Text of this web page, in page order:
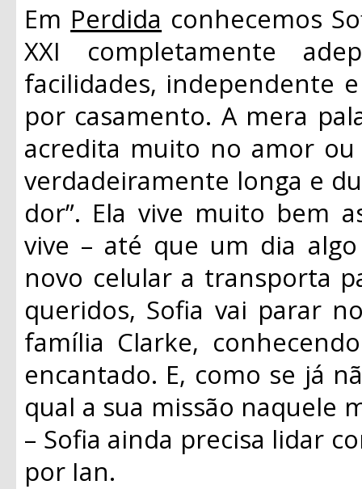
Em Perdida conhecemos
XXI completamente
facilidades, independente
por casamento. A mera
acredita muito no amor
verdadeiramente longa e
dor”. Ela vive muito bem
vive – até que um dia
novo celular a transporta
queridos, Sofia vai parar
família Clarke,
encantado. E, como se já
qual a sua missão naquele
– Sofia ainda precisa lidar
por Ian.